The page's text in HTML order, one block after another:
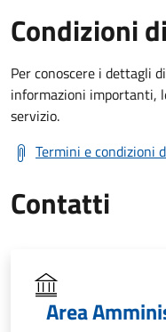
Condizioni
Per conoscere i dettagli
informazioni importanti,
servizio.
Termini e condizioni
Contatti
Area